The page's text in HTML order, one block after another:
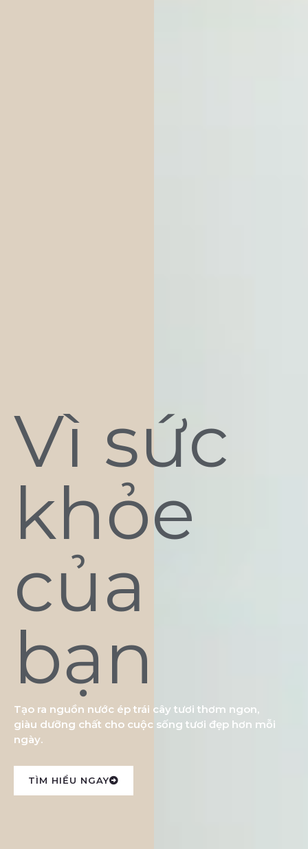
Vì sức
khỏe
của
bạn
Tạo ra nguồn nước ép trái cây tươi thơm ngon,
giàu dưỡng chất cho cuộc sống tươi đẹp hơn mỗi
ngày.
TÌM HIỂU NGAY